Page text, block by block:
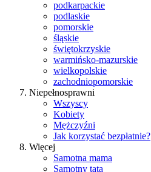
podkarpackie
podlaskie
pomorskie
śląskie
świętokrzyskie
warmińsko-mazurskie
wielkopolskie
zachodniopomorskie
Niepełnosprawni
Wszyscy
Kobiety
Mężczyźni
Jak korzystać bezpłatnie?
Więcej
Samotna mama
Samotny tata